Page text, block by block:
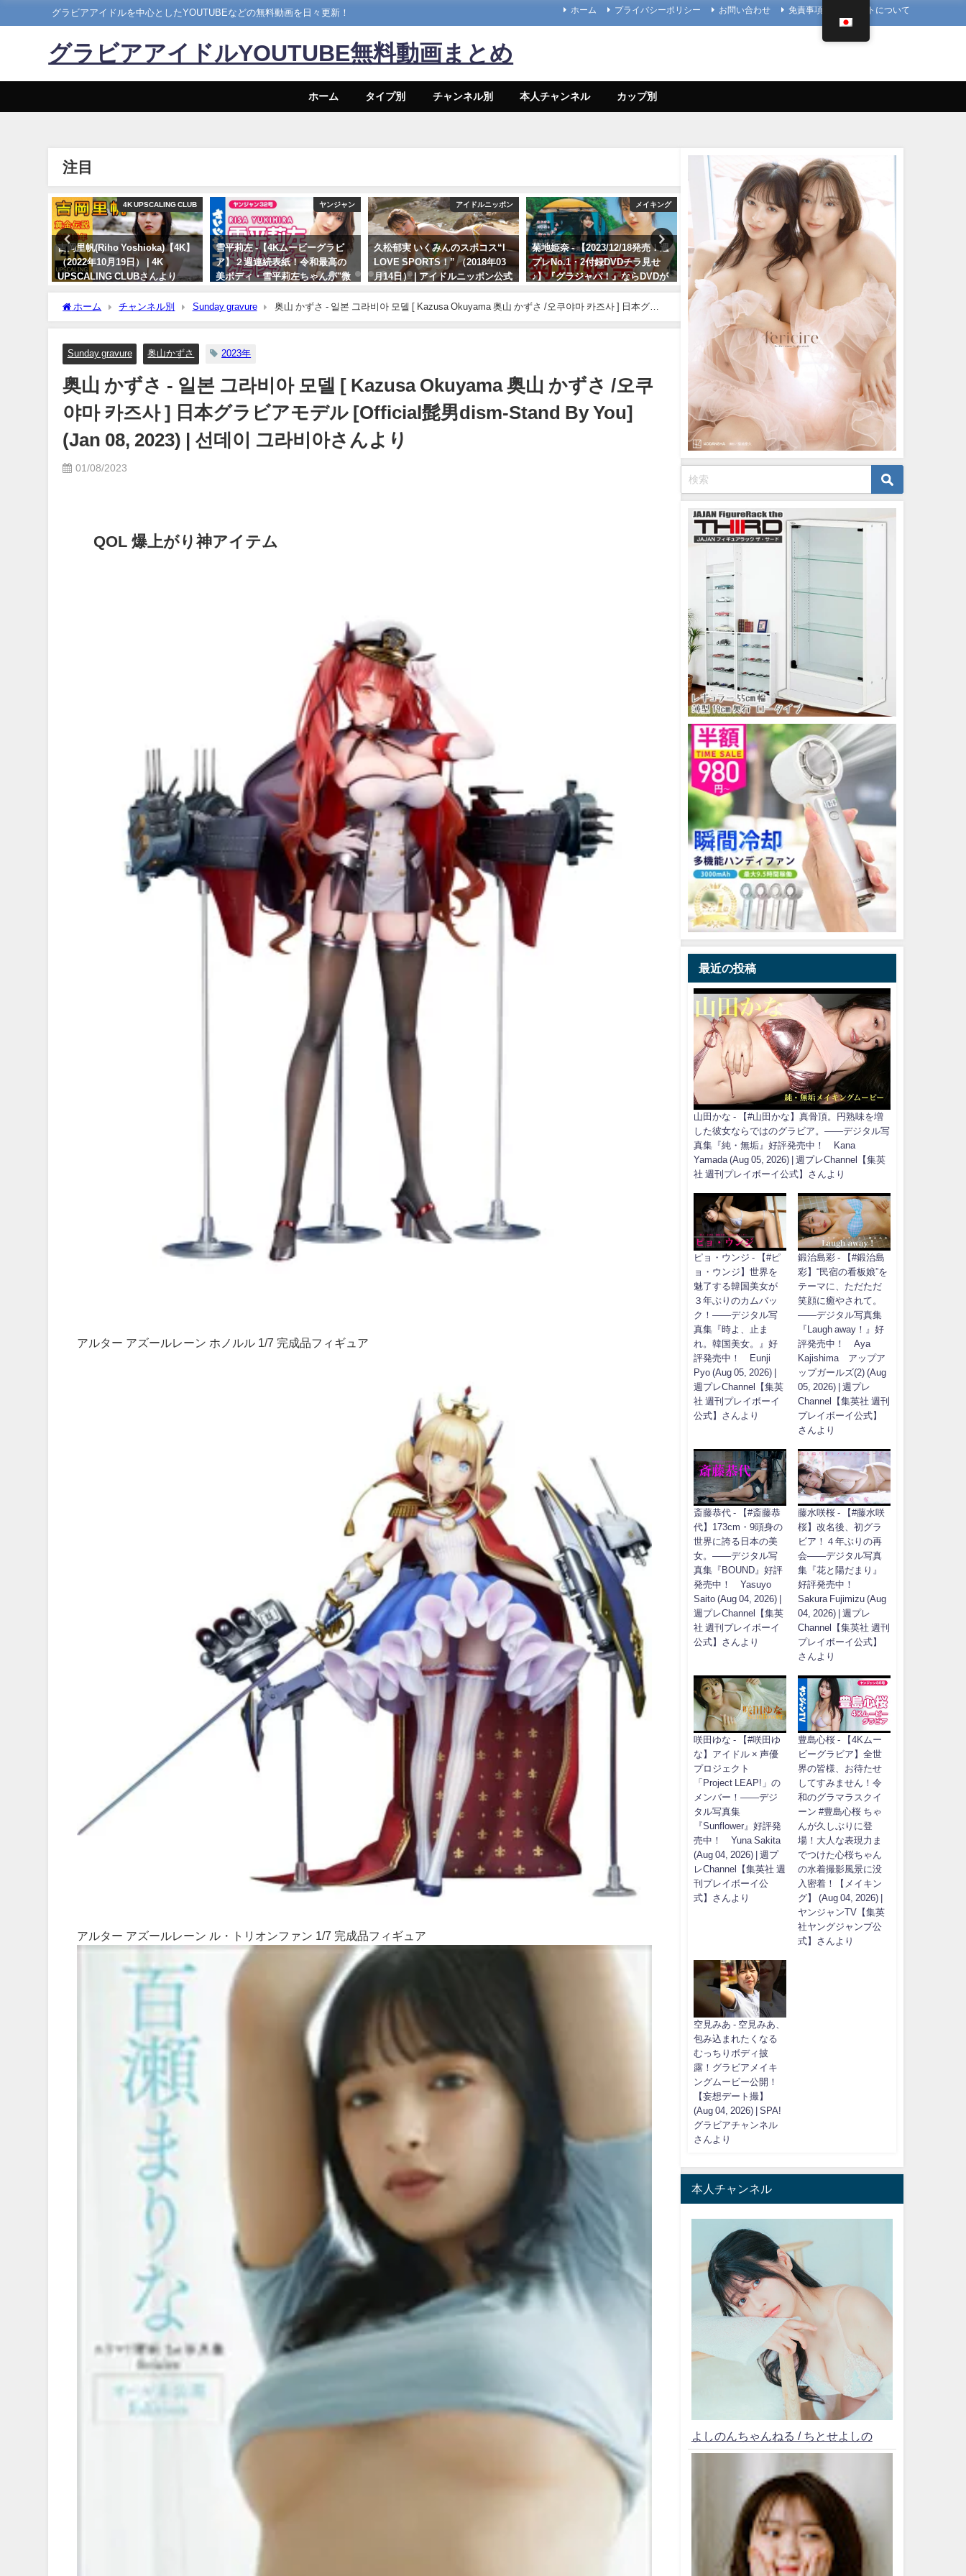
グラビアアイドルを中心としたYOUTUBEなどの無料動画を日々更新！ ホーム プライバシーポリシー お問い合わせ 免責事項 当サイトについて
グラビアアイドルYOUTUBE無料動画まとめ
ホーム タイプ別 チャンネル別 本人チャンネル カップ別
注目
4K UPSCALING CLUB
吉岡里帆(Riho Yoshioka)【4K】
（2022年10月19日） | 4K
UPSCALING CLUBさんより
ヤンジャン
雪平莉左 -【4Kムービーグラビ
ア】２週連続表紙！令和最高の
美ボディ・雪平莉左ちゃんが"微
笑みの国"タイで魅せる女神の微
笑み！カラフルでビビッドな水
着撮影に最高画質で没入密着！
日） | ヤンジャンTV【集英社ヤ
07/06/2023
アイドルニッポン
久松郁実 いくみんのスポコス“I
LOVE SPORTS！” （2018年03
月14日） | アイドルニッポン公式
YouTubeチャンネルさんより
07/14/2024
メイキング
菊地姫奈 - 【2023/12/18発売！週
プレNo.1・2付録DVDチラ見せ
♪】『グラジャパ！』ならDVDが
視聴できる♪ #菊地姫奈 Hina
Kikuchi（2023年12月15日） | 週
プレChannel【集英社 週刊プレ
写真集PV
櫻井音乃 写真集PV - 【#櫻井音
乃】21歳、音乃パイセンのオト
ナな挑戦ーOtono Sakurai（2023
年12月20日） | 週プレ
Channel【集英社 週刊プレイボ
ーイ公式】さんより
12/20/2023
篠崎愛【4K】（2023年08
日） | 4K UPSCALING
んより
08/25/2023
ホーム チャンネル別 Sunday gravure
奥山 かずさ - 일본 그라비아 모델 [ Kazusa Okuyama 奥山 かずさ /오쿠야마 카즈사 ] 日本グラ
ビアモデル [Official髭男dism-Stand By You] (Jan 08, 2023) | 선데이 그라비아さんより
Sunday gravure 奥山かずさ 2023年
奥山 かずさ - 일본 그라비아 모델 [ Kazusa Okuyama 奥山 かずさ /오쿠
야마 카즈사 ] 日本グラビアモデル [Official髭男dism-Stand By You]
(Jan 08, 2023) | 선데이 그라비아さんより
01/08/2023
QOL 爆上がり神アイテム
アルター アズールレーン ホノルル 1/7 完成品フィギュア
アルター アズールレーン ル・トリオンファン 1/7 完成品フィギュア
最近の投稿
山田かな - 【#山田かな】真骨頂。円熟味を増
した彼女ならではのグラビア。――デジタル写
真集『純・無垢』好評発売中！ Kana
Yamada (Aug 05, 2026) | 週プレChannel【集英
社 週刊プレイボーイ公式】さんより
ピョ・ウンジ - 【#ピ
ョ・ウンジ】世界を
魅了する韓国美女が
３年ぶりのカムバッ
ク！――デジタル写
真集『時よ、止ま
れ。韓国美女。』好
評発売中！ Eunji
Pyo (Aug 05, 2026) |
週プレChannel【集英
社 週刊プレイボーイ
公式】さんより
鍛治島彩 - 【#鍛治島
彩】“民宿の看板娘”を
テーマに、ただただ
笑顔に癒やされて。
――デジタル写真集
『Laugh away！』好
評発売中！ Aya
Kajishima アップア
ップガールズ(2) (Aug
05, 2026) | 週プレ
Channel【集英社 週刊
プレイボーイ公式】
さんより
斎藤恭代 - 【#斎藤恭
代】173cm・9頭身の
世界に誇る日本の美
女。――デジタル写
真集『BOUND』好評
発売中！ Yasuyo
Saito (Aug 04, 2026) |
週プレChannel【集英
社 週刊プレイボーイ
公式】さんより
藤水咲桜 - 【#藤水咲
桜】改名後、初グラ
ビア！４年ぶりの再
会――デジタル写真
集『花と陽だまり』
好評発売中！
Sakura Fujimizu (Aug
04, 2026) | 週プレ
Channel【集英社 週刊
プレイボーイ公式】
さんより
咲田ゆな - 【#咲田ゆ
な】アイドル × 声優
プロジェクト
「Project LEAP!」の
メンバー！――デジ
タル写真集
『Sunflower』好評発
売中！ Yuna Sakita
(Aug 04, 2026) | 週プ
レChannel【集英社 週
刊プレイボーイ公
式】さんより
豊島心桜 - 【4Kムー
ビーグラビア】全世
界の皆様、お待たせ
してすみません！令
和のグラマラスクイ
ーン #豊島心桜 ちゃ
んが久しぶりに登
場！大人な表現力ま
でつけた心桜ちゃん
の水着撮影風景に没
入密着！【メイキン
グ】 (Aug 04, 2026) |
ヤンジャンTV【集英
社ヤングジャンプ公
式】さんより
空見みあ - 空見みあ、
包み込まれたくなる
むっちりボディ披
露！グラビアメイキ
ングムービー公開！
【妄想デート撮】
(Aug 04, 2026) | SPA!
グラビアチャンネル
さんより
本人チャンネル
よしのんちゃんねる / ちとせよしの